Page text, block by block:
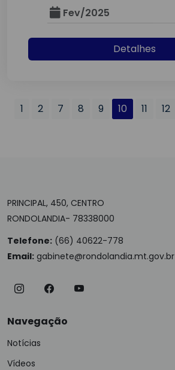
Fev/2025
Detalhes
1 2 7 8 9 10 11 12
PRINCIPAL, 450, CENTRO
RONDOLANDIA- 78338000
Telefone: (66) 40622-778
Email: gabinete@rondolandia.mt.gov.br
Navegação
Notícias
Vídeos